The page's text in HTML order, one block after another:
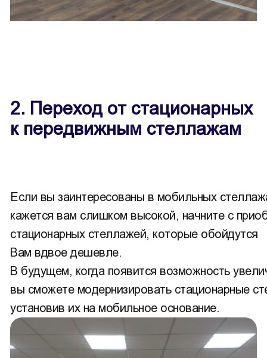
2. Переход от стационарных
к передвижным стеллажам
Если вы заинтересованы в мобильных
кажется вам слишком высокой, начните с
стационарных стеллажей, которые обойдутся
Вам вдвое дешевле.
В будущем, когда появится возможность
вы сможете модернизировать стационарные
установив их на мобильное основание.